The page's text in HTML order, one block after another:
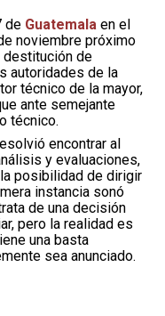
de Guatemala en el
noviembre próximo
destitución de
autoridades de la
técnico de la mayor,
ante semejante
técnico.
encontrar al
y evaluaciones,
posibilidad de dirigir
instancia sonó
de una decisión
pero la realidad es
una basta
sea anunciado.